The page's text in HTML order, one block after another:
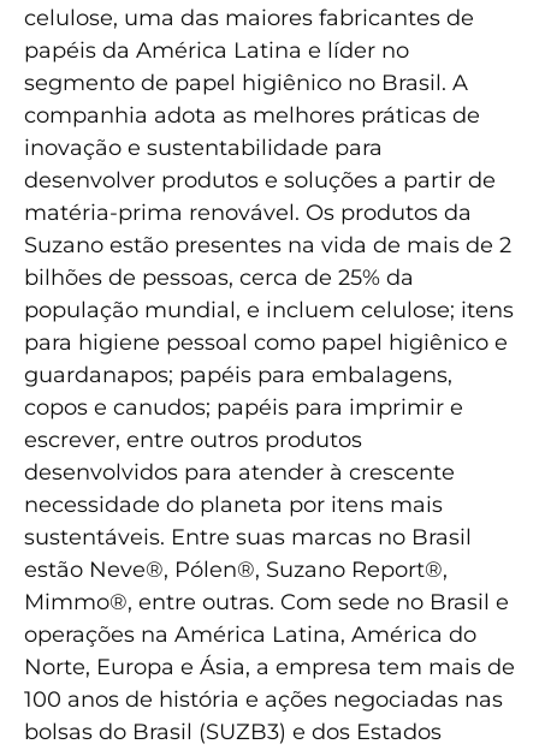
celulose, uma das maiores fabricantes de
papéis da América Latina e líder no
segmento de papel higiênico no Brasil. A
companhia adota as melhores práticas de
inovação e sustentabilidade para
desenvolver produtos e soluções a partir de
matéria-prima renovável. Os produtos da
Suzano estão presentes na vida de mais de 2
bilhões de pessoas, cerca de 25% da
população mundial, e incluem celulose; itens
para higiene pessoal como papel higiênico e
guardanapos; papéis para embalagens,
copos e canudos; papéis para imprimir e
escrever, entre outros produtos
desenvolvidos para atender à crescente
necessidade do planeta por itens mais
sustentáveis. Entre suas marcas no Brasil
estão Neve®, Pólen®, Suzano Report®,
Mimmo®, entre outras. Com sede no Brasil e
operações na América Latina, América do
Norte, Europa e Ásia, a empresa tem mais de
100 anos de história e ações negociadas nas
bolsas do Brasil (SUZB3) e dos Estados